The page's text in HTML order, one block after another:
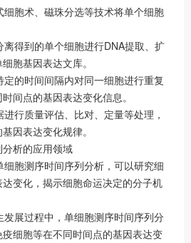
胞术、磁珠分选等技术将单个细胞
得到的单个细胞进行DNA提取、扩
胞基因表达文库。
的时间间隔内对同一细胞进行重复
间点的基因表达变化信息。
行质量评估、比对、定量等处理，
因表达变化规律。
析的应用领域
胞测序时间序列分析，可以研究细
变化，揭示细胞命运决定的分子机
展过程中，单细胞测序时间序列分
细胞等在不同时间点的基因表达变